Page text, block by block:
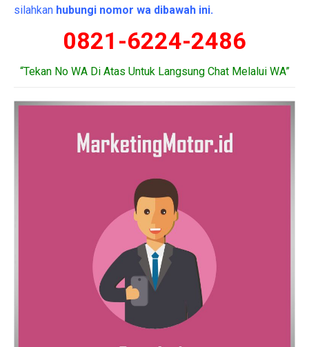
silahkan hubungi nomor wa dibawah ini.
0821-6224-2486
“Tekan No WA Di Atas Untuk Langsung Chat Melalui WA”